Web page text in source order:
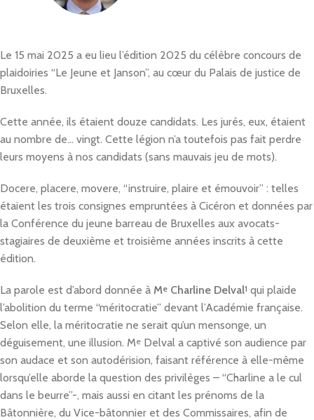
Le 15 mai 2025 a eu lieu l’édition 2025 du célèbre concours de
plaidoiries “Le Jeune et Janson”, au cœur du Palais de justice de
Bruxelles.
Cette année, ils étaient douze candidats. Les jurés, eux, étaient
au nombre de… vingt. Cette légion n’a toutefois pas fait perdre
leurs moyens à nos candidats (sans mauvais jeu de mots).
Docere, placere, movere, “instruire, plaire et émouvoir” : telles
étaient les trois consignes empruntées à Cicéron et données par
la Conférence du jeune barreau de Bruxelles aux avocats-
stagiaires de deuxième et troisième années inscrits à cette
édition.
La parole est d’abord donnée à Me Charline Delval1 qui plaide
l’abolition du terme “méritocratie” devant l’Académie française.
Selon elle, la méritocratie ne serait qu’un mensonge, un
déguisement, une illusion. Me Delval a captivé son audience par
son audace et son autodérision, faisant référence à elle-même
lorsqu’elle aborde la question des privilèges – “Charline a le cul
dans le beurre”-, mais aussi en citant les prénoms de la
Bâtonnière, du Vice-bâtonnier et des Commissaires, afin de